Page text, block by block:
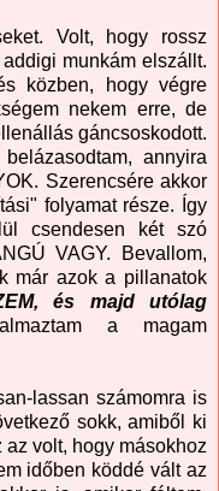
Volt, hogy rossz
munkám elszállt.
közben, hogy végre
nekem erre, de
gáncsoskodott.
annyira
Szerencsére akkor
folyamat része. Így
csendesen két szó
VAGY. Bevallom,
már azok a pillanatok
és majd utólag
a magam
lassan számomra is
sokk, amiből ki
volt, hogy másokhoz
időben köddé vált az